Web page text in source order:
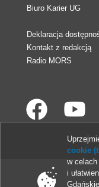
Biuro Karier UG
Deklaracja
Kontakt z redakcją
Radio MORS
©
cookie
w
i